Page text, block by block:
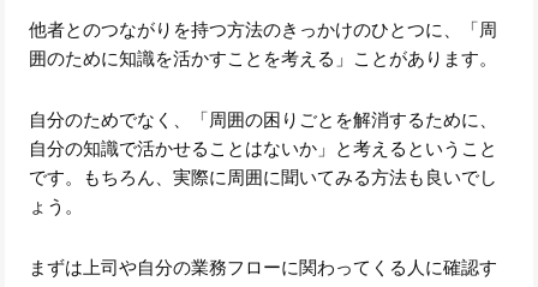
他者とのつながりを持つ方法のきっかけのひとつに、「周
囲のために知識を活かすことを考える」ことがあります。
自分のためでなく、「周囲の困りごとを解消するために、
自分の知識で活かせることはないか」と考えるということ
です。もちろん、実際に周囲に聞いてみる方法も良いでし
ょう。
まずは上司や自分の業務フローに関わってくる人に確認す